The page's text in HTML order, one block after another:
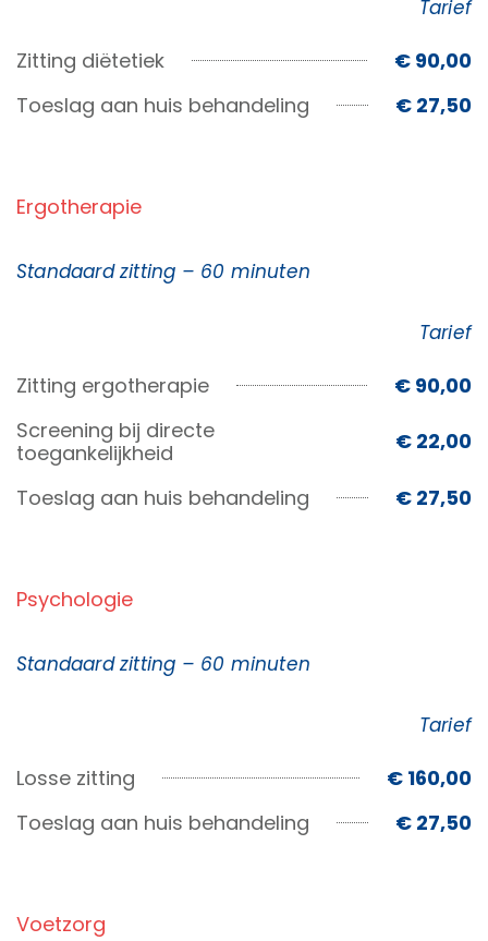
Tarief
Zitting diëtetiek
€ 90,00
Toeslag aan huis behandeling
€ 27,50
Ergotherapie
Standaard zitting – 60 minuten
Tarief
Zitting ergotherapie
€ 90,00
Screening bij directe
toegankelijkheid
€ 22,00
Toeslag aan huis behandeling € 27,50
Psychologie
Standaard zitting – 60 minuten
Tarief
Losse zitting
€ 160,00
Toeslag aan huis behandeling
€ 27,50
Voetzorg